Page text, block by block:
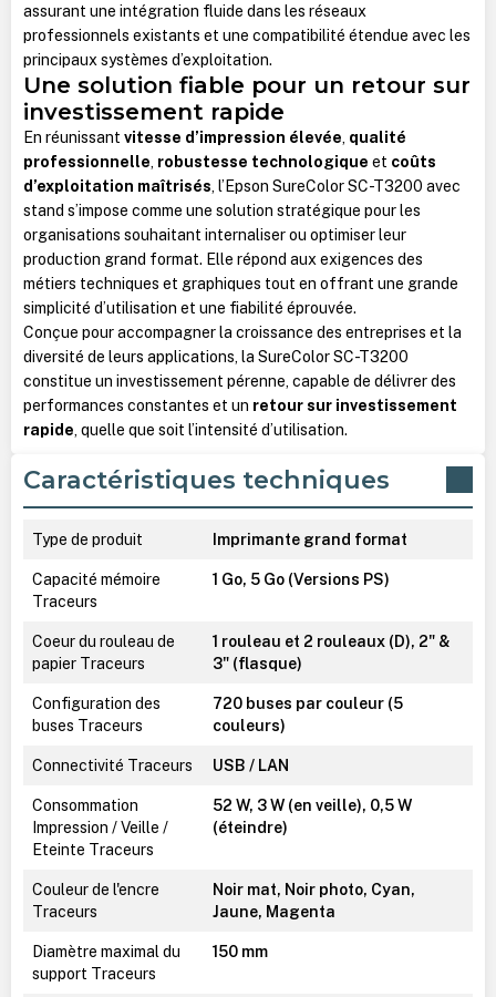
assurant une intégration fluide dans les réseaux
professionnels existants et une compatibilité étendue avec les
principaux systèmes d’exploitation.
Une solution fiable pour un retour sur
investissement rapide
En réunissant vitesse d’impression élevée, qualité
professionnelle, robustesse technologique et coûts
d’exploitation maîtrisés, l’Epson SureColor SC-T3200 avec
stand s’impose comme une solution stratégique pour les
organisations souhaitant internaliser ou optimiser leur
production grand format. Elle répond aux exigences des
métiers techniques et graphiques tout en offrant une grande
simplicité d’utilisation et une fiabilité éprouvée.
Conçue pour accompagner la croissance des entreprises et la
diversité de leurs applications, la SureColor SC-T3200
constitue un investissement pérenne, capable de délivrer des
performances constantes et un retour sur investissement
rapide, quelle que soit l’intensité d’utilisation.
Caractéristiques techniques
Type de produit Imprimante grand format
Capacité mémoire
Traceurs
1 Go, 5 Go (Versions PS)
Coeur du rouleau de
papier Traceurs
1 rouleau et 2 rouleaux (D), 2" &
3" (flasque)
Configuration des
buses Traceurs
720 buses par couleur (5
couleurs)
Connectivité Traceurs USB / LAN
Consommation
Impression / Veille /
Eteinte Traceurs
52 W, 3 W (en veille), 0,5 W
(éteindre)
Couleur de l'encre
Traceurs
Noir mat, Noir photo, Cyan,
Jaune, Magenta
Diamètre maximal du
support Traceurs
150 mm